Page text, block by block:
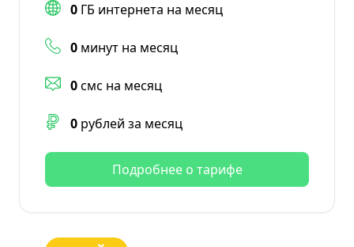
0 ГБ интернета на месяц
0 минут на месяц
0смс на месяц
0 рублей за месяц
Подробнее о тарифе